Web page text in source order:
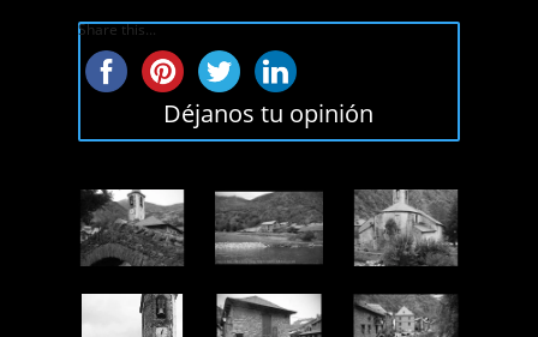
Share this...
Déjanos tu opinión